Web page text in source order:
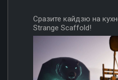
Сразите кайдзю на
Strange Scaffold!